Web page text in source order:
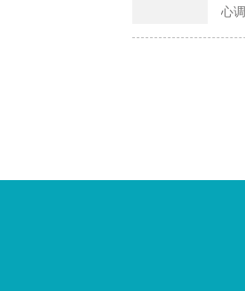
心
和